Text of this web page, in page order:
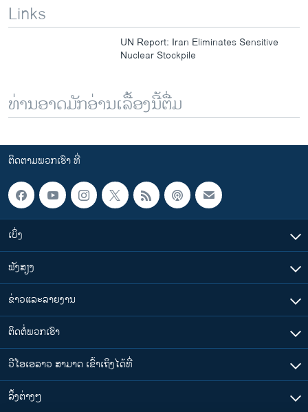
Links
UN Report: Iran Eliminates Sensitive
Nuclear Stockpile
ທ່ານອາດມັກອ່ານເລື້ອງນີ້ຕື່ມ
ຕິດຕາມພວກເຮົາ ທີ່
ເບິ່ງ
ຟັງສຽງ
ຂ່າວແລະລາຍງານ
ຕິດຕໍ່ພວກເຮົາ
ວີໂອເອລາວ ສາມາດ ເຂົ້າເຖິງໄດ້ທີ່
​ລິ້ງ​ຕ່າງໆ